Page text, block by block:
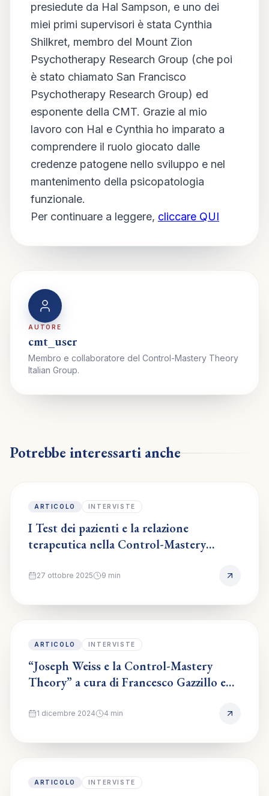
presiedute da Hal Sampson, e uno dei
miei primi supervisori è stata Cynthia
Shilkret, membro del Mount Zion
Psychotherapy Research Group (che poi
è stato chiamato San Francisco
Psychotherapy Research Group) ed
esponente della CMT. Grazie al mio
lavoro con Hal e Cynthia ho imparato a
comprendere il ruolo giocato dalle
credenze patogene nello sviluppo e nel
mantenimento della psicopatologia
funzionale.
Per continuare a leggere, cliccare QUI
AUTORE
cmt_user
Membro e collaboratore del Control-Mastery Theory
Italian Group.
Potrebbe interessarti anche
ARTICOLO INTERVISTE
I Test dei pazienti e la relazione
terapeutica nella Control-Mastery
27 ottobre 2025 9 min
ARTICOLO INTERVISTE
“Joseph Weiss e la Control-Mastery
Theory” a cura di Francesco Gazzillo e
1 dicembre 2024 4 min
ARTICOLO INTERVISTE